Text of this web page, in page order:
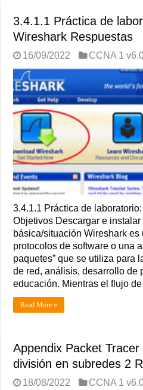
3.4.1.1 Práctica de
Wireshark Respuestas
16/09/2022 CCNA 1
3.4.1.1 Práctica de
Objetivos Descargar e
básica/situación Wireshark
protocolos de software o una
paquetes” que se utiliza para
de red, análisis, desarrollo de
educación. Mientras el flujo
Read More »
Appendix Packet
división en subredes 2
18/08/2022 CCNA 1